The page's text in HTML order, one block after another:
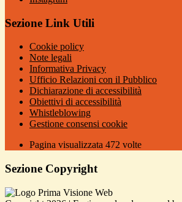
Sezione Link Utili
Cookie policy
Note legali
Informativa Privacy
Ufficio Relazioni con il Pubblico
Dichiarazione di accessibilità
Obiettivi di accessibilità
Whistleblowing
Gestione consensi cookie
Pagina visualizzata 472 volte
Sezione Copyright